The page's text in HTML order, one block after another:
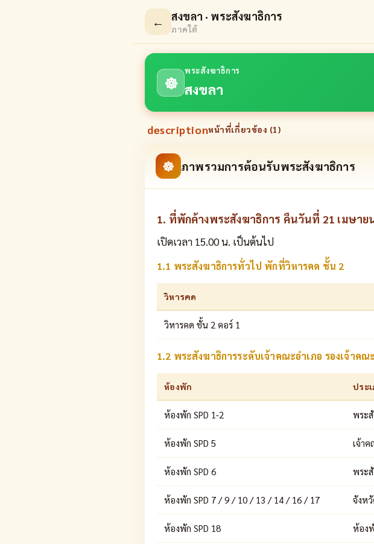
← สงขลา · พระสังฆาธิการ
ภาคใต้
☸
พระสังฆาธิการ
สงขลา
descriptionหน้าที่เกี่ยวข้อง (1)
☸ ภาพรวมการต้อนรับพระสังฆาธิการ
1. ที่พักค้างพระสังฆาธิการ คืนวันที่ 21 เมษาย
เปิดเวลา 15.00 น. เป็นต้นไป
1.1 พระสังฆาธิการทั่วไป พักที่วิหารคด ชั้น 2
วิหารคด
วิหารคด ชั้น 2 คอร์ 1
1.2 พระสังฆาธิการระดับเจ้าคณะอำเภอ รองเจ้าค
ห้องพัก ประ
ห้องพัก SPD 1-2 พระ
ห้องพัก SPD 5 เจ้า
ห้องพัก SPD 6 พระ
ห้องพัก SPD 7 / 9 / 10 / 13 / 14 / 16 / 17 จังห
ห้องพัก SPD 18 ห้อง